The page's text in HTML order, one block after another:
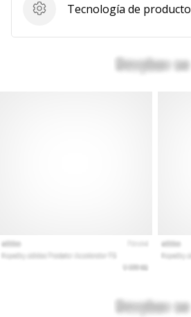
Tecnología de producto
Tecnología de producto